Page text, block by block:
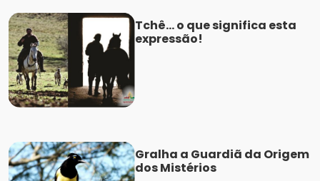
Tchê... o que significa esta
expressão!
Gralha a Guardiã da Origem
dos Mistérios